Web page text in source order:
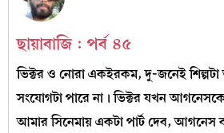
ছায়াবাজি : পর্ব ৪৫
ভিক্টর ও নোরা একইরকম, দু-জনেই শিল্পটা
সংযোগটা পারে না। ভিক্টর যখন
আমার সিনেমায় একটা পার্ট দেব, আগনেস